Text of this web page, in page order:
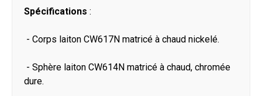
Spécifications :
- Corps laiton CW617N matricé à chaud nickelé.
- Sphère laiton CW614N matricé à chaud, chromée
dure.